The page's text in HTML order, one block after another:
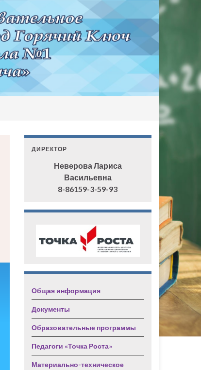
ДИРЕКТОР
Неверова Лариса
Васильевна
8-86159-3-59-93
Общая информация
Документы
Образовательные программы
Педагоги «Точка Роста»
Материально-техническое